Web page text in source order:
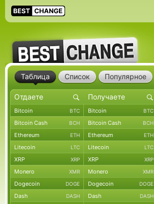
Таблица Список Популярное
Bitcoin BTC Bitcoin BTC
Bitcoin Cash BCH Bitcoin Cash BCH
Ethereum ETH Ethereum ETH
Litecoin LTC Litecoin LTC
XRP XRP XRP XRP
Monero XMR Monero XMR
Dogecoin DOGE Dogecoin DOGE
Dash DASH Dash DASH